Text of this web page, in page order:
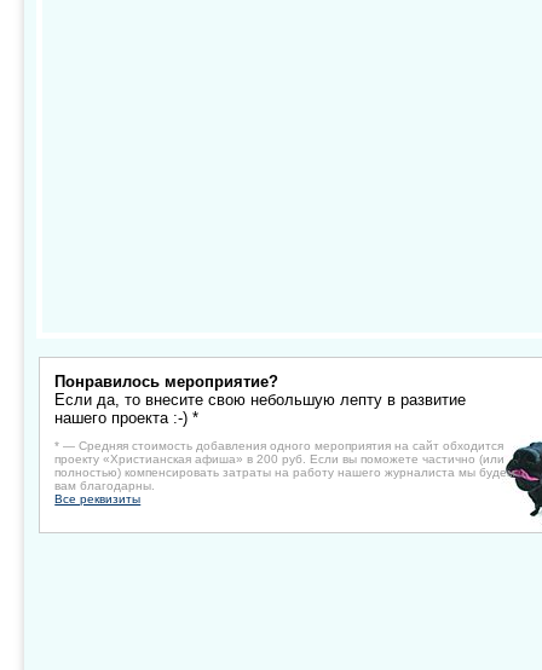
Понравилось мероприятие?
Если да, то внесите свою небольшую лепту в развитие
нашего проекта :-) *
* — Средняя стоимость добавления одного мероприятия на сайт обходится
проекту «Христианская афиша» в 200 руб. Если вы поможете частично (или
полностью) компенсировать затраты на работу нашего журналиста мы будем
вам благодарны.
Все реквизиты